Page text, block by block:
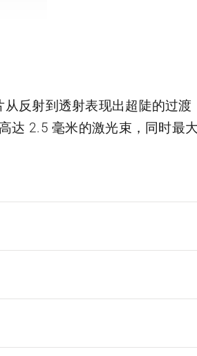
反射到透射表现出超陡的过渡
达 2.5 毫米的激光束，同时最